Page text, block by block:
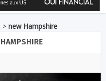
>new Hampshire